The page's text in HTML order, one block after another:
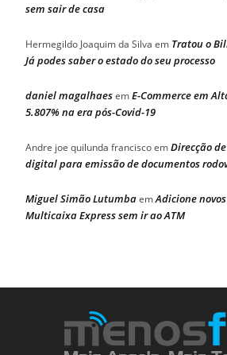
sem sair de casa
Hermegildo Joaquim da Silva em Tratou o
Já podes saber o estado do seu processo
daniel magalhaesemE-Commerce em
5.807% na era pós-Covid-19
Andre joe quilunda franciscoemDirecção
digital para emissão de documentos
Miguel Simão LutumbaemAdicione
Multicaixa Express sem ir ao ATM